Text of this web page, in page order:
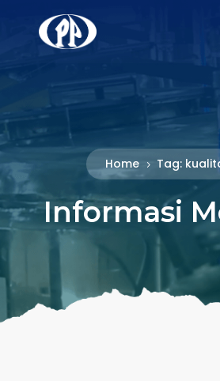
Home 5 Tag:
Informasi